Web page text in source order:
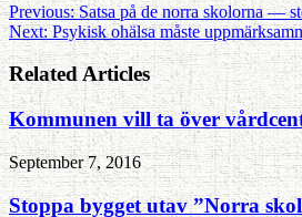
Previous:Satsa på de norra skolorna —
Next:Psykisk ohälsa måste
Related Articles
Kommunen vill ta över
September 7, 2016
Stoppa bygget utav ”Norra